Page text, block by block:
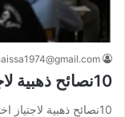
10نصائح ذهبية لاجتياز اختبار اللغة الفرنسية بنجاح
10نصائح ذهبية